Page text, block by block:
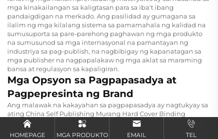
mga kinakailangan sa kaligtasan para sa iba't ibang
pandaigdigan na merkado. Ang pasilidad ay gumagana sa
ilalim ng mga kilalang sistema sa pamamahala ng kalidad na
sumusuporta sa pare-parehong paghawan ng mga produkto
na sumusunod sa mga internasyonal na pamantayan ng
industriya sa pag-publish, na nagbibigay ng kapanatagan sa
mga publisher na nagpapalakaw ng mga aklat sa maraming
bansa at regulasyon sa kapaligiran.
Mga Opsyon sa Pagpapasadya at
Pagpepresinta ng Brand
Ang malawak na kakayahan sa pagpapasadya ay nagtukyay sa
ating China Self Publishing Murang Hard Cover Binding
Pasadyang Pag-print ng Libro para sa mga Nobela ng mga
Matatanda Romanza Linen Hardcover na Libro
HOMEPAGE MGA PRODUKTO EMAIL TEL